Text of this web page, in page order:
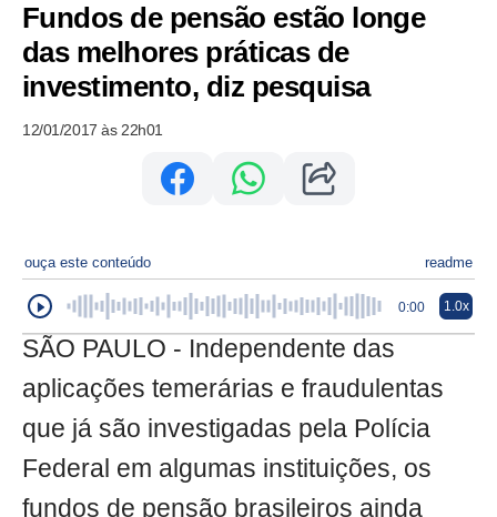
Fundos de pensão estão longe
das melhores práticas de
investimento, diz pesquisa
12/01/2017 às 22h01
ouça este conteúdo readme
0:00 1.0x
SÃO PAULO - Independente das
aplicações temerárias e fraudulentas
que já são investigadas pela Polícia
Federal em algumas instituições, os
fundos de pensão brasileiros ainda